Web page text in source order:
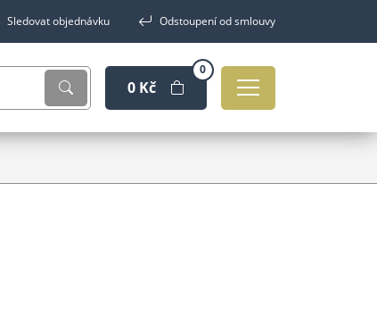
Sledovat objednávku Odstoupení od smlouvy
0 Kč
0